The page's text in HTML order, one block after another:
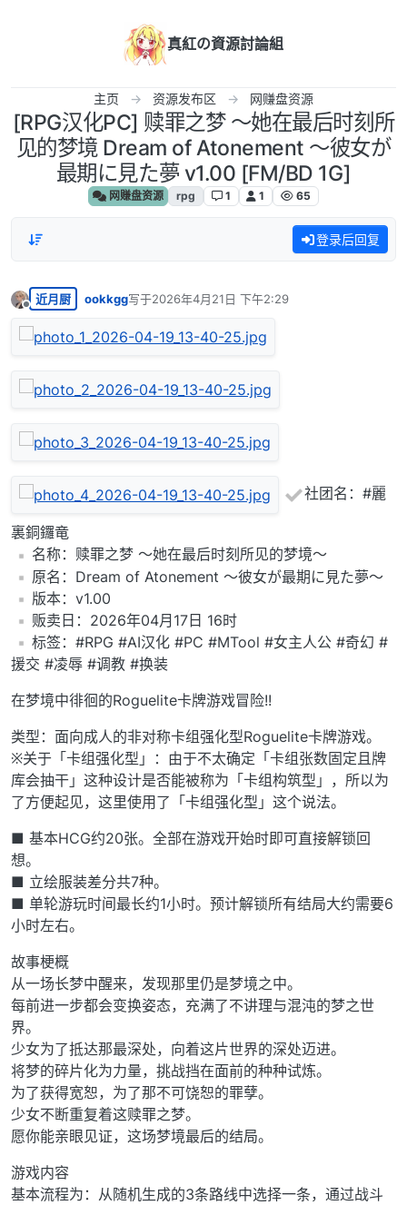
真紅の資源討論組
主页 资源发布区 网赚盘资源
[RPG汉化PC] 赎罪之梦 ～她在最后时刻所
见的梦境 Dream of Atonement ～彼女が
最期に見た夢 v1.00 [FM/BD 1G]
网赚盘资源 rpg 1 1 65
登录后回复
离线
近月厨 ookkgg写于2026年4月21日 下午2:29
最后由 编辑
社团名：#麗
裏銅鑼竜
️名称：赎罪之梦 ～她在最后时刻所见的梦境～
️原名：Dream of Atonement ～彼女が最期に見た夢～
️版本：v1.00
️贩卖日：2026年04月17日 16时
️标签：#RPG #AI汉化 #PC #MTool #女主人公 #奇幻 #
援交 #凌辱 #调教 #换装
在梦境中徘徊的Roguelite卡牌游戏冒险!!
类型：面向成人的非对称卡组强化型Roguelite卡牌游戏。
※关于「卡组强化型」：由于不太确定「卡组张数固定且牌
库会抽干」这种设计是否能被称为「卡组构筑型」，所以为
了方便起见，这里使用了「卡组强化型」这个说法。
■ 基本HCG约20张。全部在游戏开始时即可直接解锁回
想。
■ 立绘服装差分共7种。
■ 单轮游玩时间最长约1小时。预计解锁所有结局大约需要6
小时左右。
故事梗概
从一场长梦中醒来，发现那里仍是梦境之中。
每前进一步都会变换姿态，充满了不讲理与混沌的梦之世
界。
少女为了抵达那最深处，向着这片世界的深处迈进。
将梦的碎片化为力量，挑战挡在面前的种种试炼。
为了获得宽恕，为了那不可饶恕的罪孽。
少女不断重复着这赎罪之梦。
愿你能亲眼见证，这场梦境最后的结局。
游戏内容
基本流程为：从随机生成的3条路线中选择一条，通过战斗